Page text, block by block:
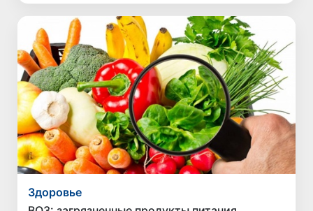
Здоровье